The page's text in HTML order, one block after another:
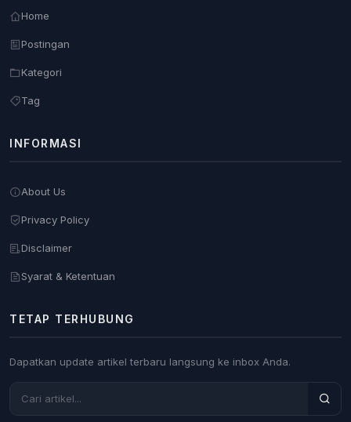
Home
Postingan
Kategori
Tag
INFORMASI
About Us
Privacy Policy
Disclaimer
Syarat & Ketentuan
TETAP TERHUBUNG
Dapatkan update artikel terbaru langsung ke inbox Anda.